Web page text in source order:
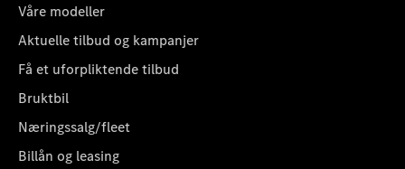
Våre modeller
Aktuelle tilbud og kampanjer
Få et uforpliktende tilbud
Bruktbil
Næringssalg/fleet
Billån og leasing